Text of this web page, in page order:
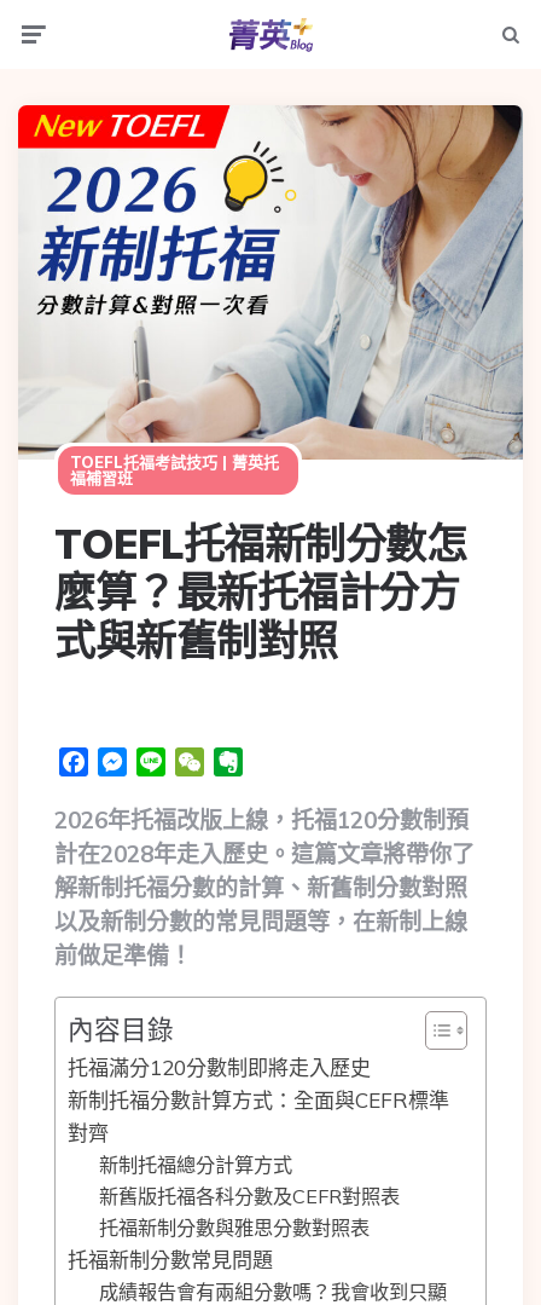
TOEFL托福考試技巧 | 菁英托
福補習班
TOEFL托福新制分數怎
麼算？最新托福計分方
式與新舊制對照
FacebookMessenger
Line WeChat
2026年托福改版上線，托福120分數制預
計在2028年走入歷史。這篇文章將帶你了
解新制托福分數的計算、新舊制分數對照
以及新制分數的常見問題等，在新制上線
前做足準備！
內容目錄
托福滿分120分數制即將走入歷史
新制托福分數計算方式：全面與CEFR標準
對齊
新制托福總分計算方式
新舊版托福各科分數及CEFR對照表
托福新制分數與雅思分數對照表
托福新制分數常見問題
成績報告會有兩組分數嗎？我會收到只顯